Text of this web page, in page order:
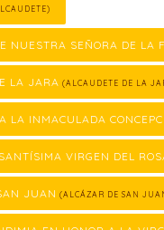
NUESTRA SEÑORA DE LA
LA JARA (ALCAUDETE DE LA
LA INMACULADA
VIRGEN DEL
JUAN (ALCÁZAR DE SAN